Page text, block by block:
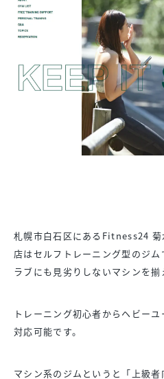
札幌市白石区にあるFitness24
店はセルフトレーニング型のジ
ラブにも見劣りしないマシンを揃
トレーニング初心者からヘビー
対応可能です。
マシン系のジムというと「上級